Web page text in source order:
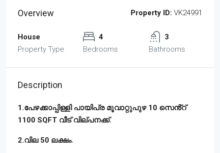
Overview Property ID: VK24991
House
Property Type
4
Bedrooms
3
Bathrooms
Description
1.പേഴക്കാപ്പിള്ളി പായിപ്ര മൂവാറ്റുപുഴ 10 സെൻ്റ്
1100 SQFT വീട് വില്പനക്ക്.
2.വില 50 ലക്ഷം.